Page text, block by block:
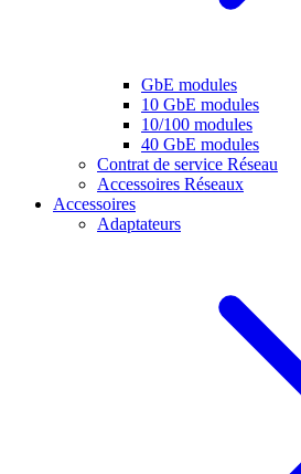
GbE modules
10 GbE modules
10/100 modules
40 GbE modules
Contrat de service Réseau
Accessoires Réseaux
Accessoires
Adaptateurs